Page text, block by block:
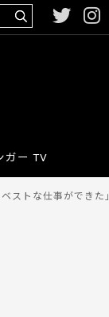
ガー TV
ストな仕事ができ